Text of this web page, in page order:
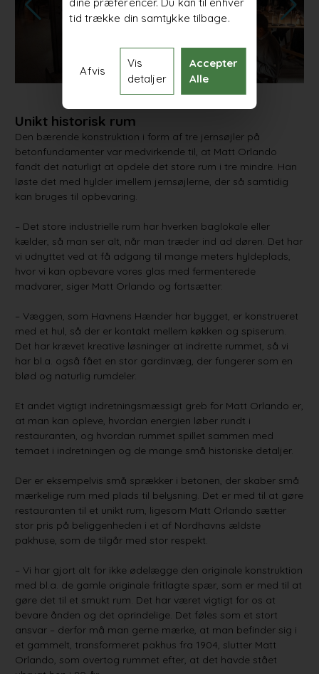
Unikt historisk rum
Den bærende konstruktion i form af tre jernsøjler på
betonfundamenter var medvirkende til, at Matt Orlando
fandt det naturligt at opdele det store rum i tre mindre. Han
løste det med hylder imellem jernsøjlerne, der så samtidig
kan bruges til opbevaring.
– Det store industrielle rum har hverken baglokale eller
kælder, så man ser alt, når man træder ind ad døren. Det har
vi udnyttet ved at få adgang til mange meters hyldeplads,
hvor vi kan opbevare vores glas med fermenterede
madvarer, siger Matt Orlando og fortsætter:
– Væggen, som Havnens Hænder har bygget, er konstrueret
med et hul, så der er kontakt mellem køkken og spiserum.
Det har krævet kreative løsninger at indrette rummet, så vi
har bl.a. også fået en stor gardinvæg, der fungerer som en
blød og naturlig rumdeler.
Et andet vigtigt indretningsmæssigt greb for Matt Orlando er,
at man kan opleve, hvordan energien løber rundt i
restauranten, og hvordan rummet spillet sammen med
temaet i indretningen og de mange små historiske detaljer.
Der er eksempelvis små sprækker i betonen, der skaber små
mærkelige rum med plads til belysning. Det er med til at gøre
restauranten til et unikt rum, ligesom Matt Orlando sætter
stor pris på beliggenheden i et af Nordhavns ældste
pakhuse, som de tilgår med stor respekt.
– Vi har gjort alt for ikke ødelægge den originale konstruktion
med bl.a. de gamle originale fritlagte spær, som er med til at
gøre det til et smukt rum. Det har været vigtigt for os at
bevare ånden og det oprindelige. Det føles som et stort
ansvar – derfor må man gerne mærke, at man befinder sig i
et gammelt, transformeret pakhus fra 1904, slutter Matt
Orlando, som overtog rummet efter, at det havde stået
tid trække din samtykke tilbage.
Afvis
Vis
detaljer
Accepter
Alle